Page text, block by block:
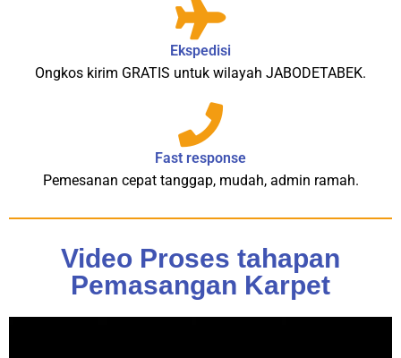
Ekspedisi
Ongkos kirim GRATIS untuk wilayah JABODETABEK.
Fast response
Pemesanan cepat tanggap, mudah, admin ramah.
Video Proses tahapan
Pemasangan Karpet